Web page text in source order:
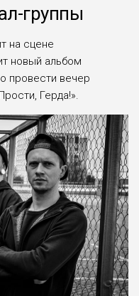
группы
на сцене
новый альбом
провести вечер
Герда!».